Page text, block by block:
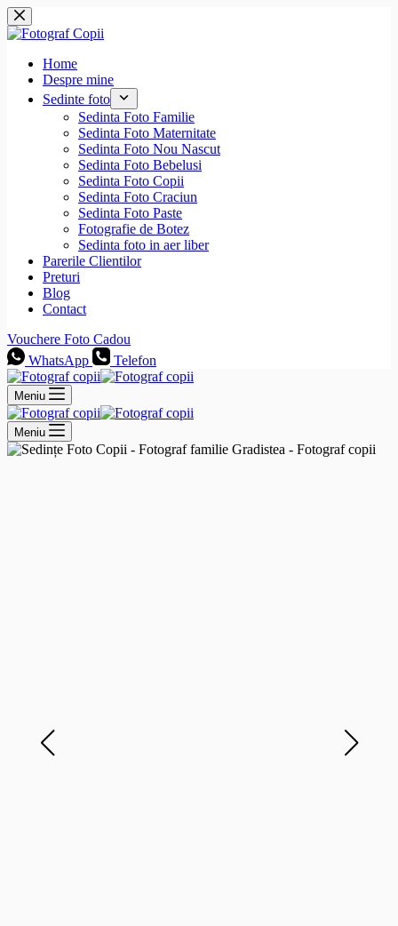
Sari
la
conținut
Home
Despre mine
Sedinte foto
Sedinta Foto Familie
Sedinta Foto Maternitate
Sedinta Foto Nou Nascut
Sedinta Foto Bebelusi
Sedinta Foto Copii
Sedinta Foto Craciun
Sedinta Foto Paste
Fotografie de Botez
Sedinta foto in aer liber
Parerile Clientilor
Preturi
Blog
Contact
Vouchere Foto Cadou
WhatsApp
Telefon
Meniu
Meniu